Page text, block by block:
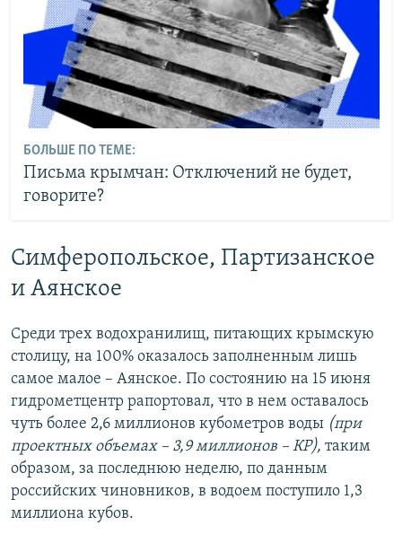
БОЛЬШЕ ПО ТЕМЕ:
Письма крымчан: Отключений не будет,
говорите?
Симферопольское, Партизанское
и Аянское
Среди трех водохранилищ, питающих крымскую
столицу, на 100% оказалось заполненным лишь
самое малое – Аянское. По состоянию на 15 июня
гидрометцентр рапортовал, что в нем оставалось
чуть более 2,6 миллионов кубометров воды (при
проектных объемах – 3,9 миллионов – КР), таким
образом, за последнюю неделю, по данным
российских чиновников, в водоем поступило 1,3
миллиона кубов.